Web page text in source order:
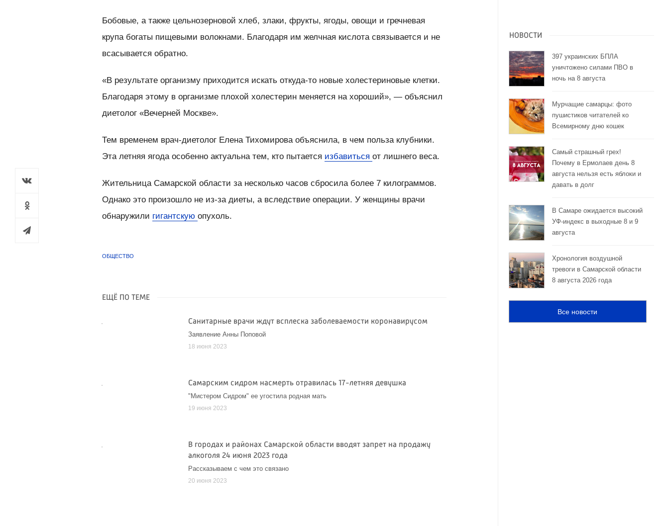
Бобовые, а также цельнозерновой хлеб, злаки, фрукты, ягоды, овощи и гречневая
крупа богаты пищевыми волокнами. Благодаря им желчная кислота связывается и не
всасывается обратно.
«В результате организму приходится искать откуда-то новые холестериновые клетки.
Благодаря этому в организме плохой холестерин меняется на хороший», — объяснил
диетолог «Вечерней Москве».
Тем временем врач-диетолог Елена Тихомирова объяснила, в чем польза клубники.
Эта летняя ягода особенно актуальна тем, кто пытается избавитьсяот лишнего веса.
Жительница Самарской области за несколько часов сбросила более 7 килограммов.
Однако это произошло не из-за диеты, а вследствие операции. У женщины врачи
обнаружили гигантскуюопухоль.
ОБЩЕСТВО
ЕЩЁ ПО ТЕМЕ
Санитарные врачи ждут всплеска заболеваемости коронавирусом
Заявление Анны Поповой
18 июня 2023
Самарским сидром насмерть отравилась 17-летняя девушка
"Мистером Сидром" ее угостила родная мать
19 июня 2023
В городах и районах Самарской области вводят запрет на продажу
алкоголя 24 июня 2023 года
Рассказываем с чем это связано
20 июня 2023
НОВОСТИ
397 украинских БПЛА
уничтожено силами ПВО в
ночь на 8 августа
Мурчащие самарцы: фото
пушистиков читателей ко
Всемирному дню кошек
Самый страшный грех!
Почему в Ермолаев день 8
августа нельзя есть яблоки и
давать в долг
В Самаре ожидается высокий
УФ-индекс в выходные 8 и 9
августа
Хронология воздушной
тревоги в Самарской области
8 августа 2026 года
Все новости